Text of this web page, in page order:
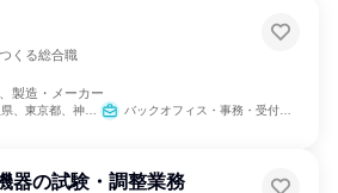
くる総合職
製造・メーカー
三重県、大阪府、広島県、徳島県、愛媛県、福岡県、大分県 バックオフィス・事務・受付、営業、製造・生産工程、SCM/生産管理/購買/物流、IT
の試験・調整業務